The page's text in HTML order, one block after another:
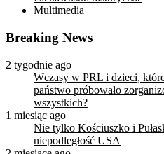
Multimedia
Breaking News
2 tygodnie ago
Wczasy w PRL i dzieci,
państwo próbowało
wszystkich?
1 miesiąc ago
Nie tylko Kościuszko i
niepodległość USA